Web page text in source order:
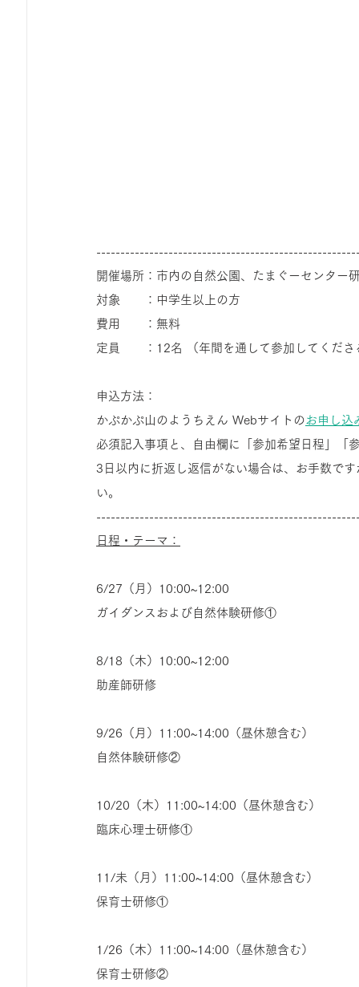
開催場所：市内の自然公園、たまぐーセンター
対象　　：中学生以上の方
費用　　：無料
定員　　：12名 （年間を通して参加してくだ
申込方法：
かぷかぷ山のようちえん Webサイトのお申し込
必須記入事項と、自由欄に「参加希望日程」「
3日以内に折返し返信がない場合は、お手数で
い。
日程・テーマ：
6/27（月）10:00~12:00
ガイダンスおよび自然体験研修①
8/18（木）10:00~12:00
助産師研修
9/26（月）11:00~14:00（昼休憩含む）
自然体験研修②
10/20（木）11:00~14:00（昼休憩含む）
臨床心理士研修①
11/未（月）11:00~14:00（昼休憩含む）
保育士研修①
1/26（木）11:00~14:00（昼休憩含む）
保育士研修②